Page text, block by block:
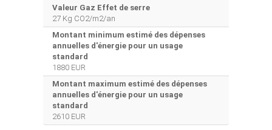
Valeur Gaz Effet de serre
27 Kg CO2/m2/an
Montant minimum estimé des dépenses
annuelles d'énergie pour un usage
standard
1880 EUR
Montant maximum estimé des dépenses
annuelles d'énergie pour un usage
standard
2610 EUR